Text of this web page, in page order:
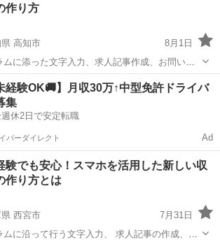
作り方
高知市
8月1日
に添った文字入力、求人記事作成、お問い合
の運営など。 ・初心者の方でも安心
けます ・作業量に比例して報 酬 U P！が見込
キャンペーン 作り方
経験OK🚚】月収30万↑中型免許ドライバ
集
週休2日で安定転職
バーダイレクト Ad
験でも安心！スマホを活用した新しい収
作り方とは
西宮市
7月31日